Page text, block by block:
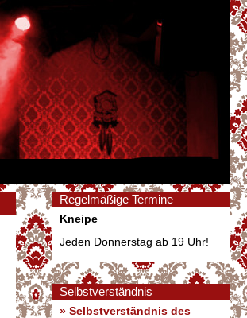
Regelmäßige Termine
Kneipe
Jeden Donnerstag ab 19 Uhr!
Selbstverständnis
» Selbstverständnis des